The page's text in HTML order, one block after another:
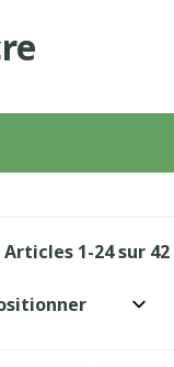
Articles 1-24sur 42
par: